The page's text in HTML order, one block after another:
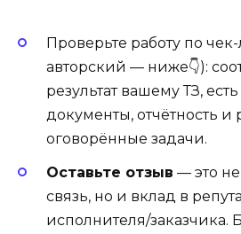
Проверьте работу по
авторский — ниже👇):
результат вашему ТЗ,
документы, отчётность и
оговорённые задачи.
Оставьте отзыв — это не
связь, но и вклад в
исполнителя/заказчика.